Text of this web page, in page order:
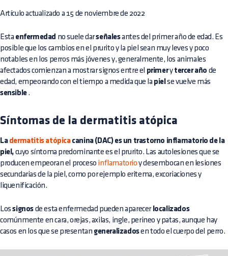
Artículo actualizado a 15 de noviembre de 2022
Esta enfermedad no suele darseñalesantes del primer año de edad. Es
posible que los cambios en el prurito y la piel sean muy leves y poco
notables en los perros más jóvenes y, generalmente, los animales
afectados comienzan a mostrar signos entre el primery tercer año de
edad, empeorando con el tiempo a medida que la piel se vuelve más
sensible.
Síntomas de la dermatitis atópica
Ladermatitis atópicacanina (DAC) es un trastorno inflamatorio de la
piel, cuyo síntoma predominante es el prurito. Las autolesiones que se
producen empeoran el proceso inflamatorio y desembocan en lesiones
secundarias de la piel, como por ejemplo eritema, excoriaciones y
liquenificación.
Lossignos de esta enfermedad pueden aparecer localizados
comúnmente en cara, orejas, axilas, ingle, perineo y patas, aunque hay
casos en los que se presentan generalizadosen todo el cuerpo del perro.